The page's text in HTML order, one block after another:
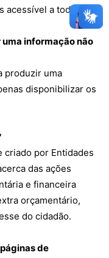
Commission |
a todos.
informação não
produzir uma
disponibilizar os
criado por Entidades
das ações
e financeira
orçamentário,
do cidadão.
de